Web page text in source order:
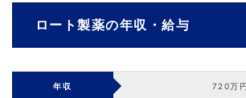
ロート製薬の年収・給与
年収 720万円